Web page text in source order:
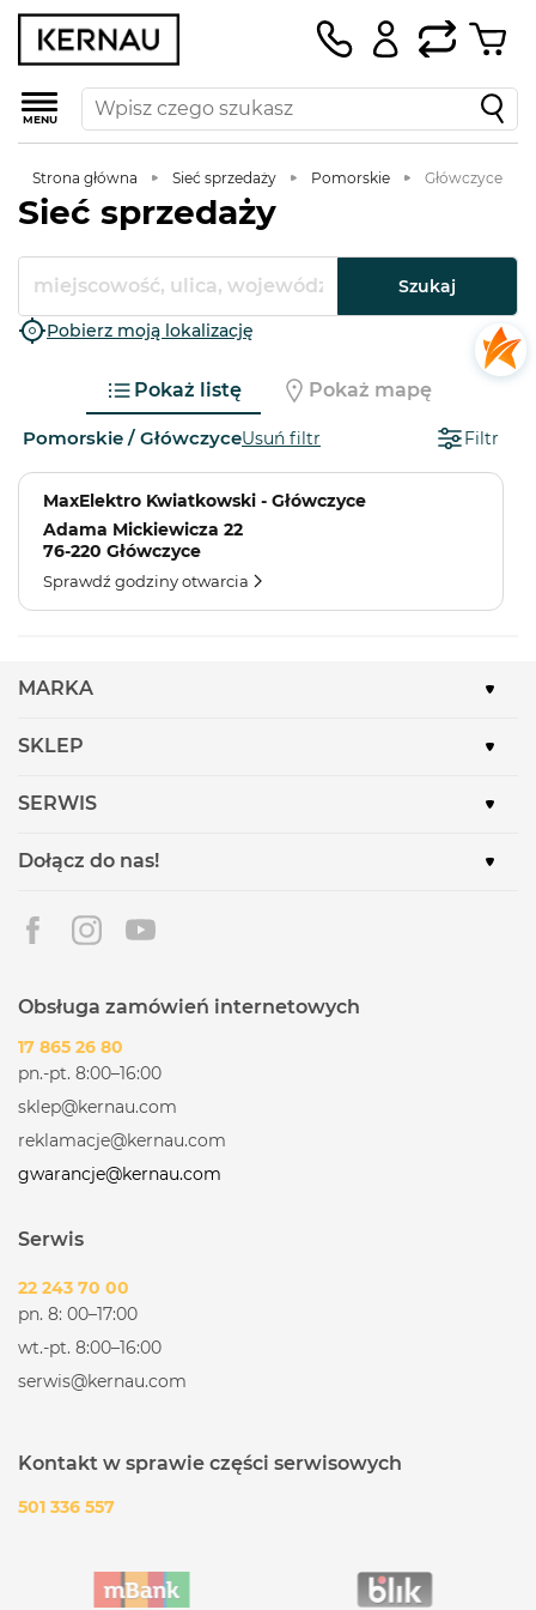
MENU
Strona główna Sieć sprzedaży Pomorskie Główczyce
Sieć sprzedaży
Szukaj
Pobierz moją lokalizację
Pokaż listę Pokaż mapę
Pomorskie / GłówczyceUsuń filtr Filtr
MaxElektro Kwiatkowski - Główczyce
Adama Mickiewicza 22
76-220 Główczyce
Sprawdź godziny otwarcia
MARKA
SKLEP
SERWIS
Dołącz do nas!
Obsługa zamówień internetowych
17 865 26 80
pn.-pt. 8:00–16:00
sklep@kernau.com
reklamacje@kernau.com
gwarancje@kernau.com
Serwis
22 243 70 00
pn. 8: 00–17:00
wt.-pt. 8:00–16:00
serwis@kernau.com
Kontakt w sprawie części serwisowych
501 336 557